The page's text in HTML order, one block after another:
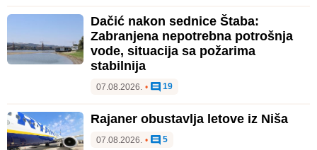
Dačić nakon sednice Štaba:
Zabranjena nepotrebna potrošnja
vode, situacija sa požarima
stabilnija
07.08.2026. • 19
Rajaner obustavlja letove iz Niša
07.08.2026. • 5